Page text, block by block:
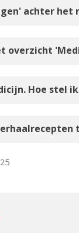
achter
overzicht
Hoe stel